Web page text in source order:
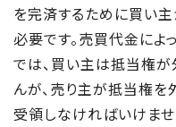
を完済するために買い
必要です。売買代金によ
では、買い主は抵当権
んが、売り主が抵当権
受領しなければいけませ